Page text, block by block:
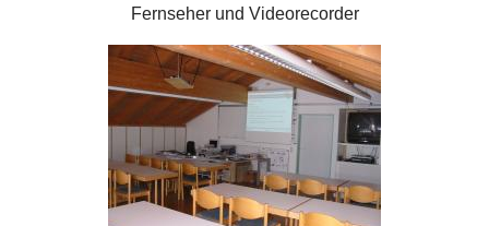
Fernseher und Videorecorder